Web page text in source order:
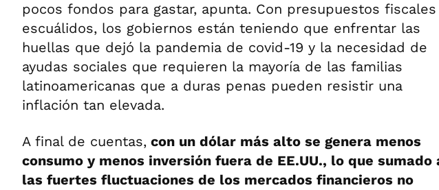
pocos fondos para gastar, apunta. Con presupuestos fiscales
escuálidos, los gobiernos están teniendo que enfrentar las
huellas que dejó la pandemia de covid-19 y la necesidad de
ayudas sociales que requieren la mayoría de las familias
latinoamericanas que a duras penas pueden resistir una
inflación tan elevada.
A final de cuentas, con un dólar más alto se genera menos
consumo y menos inversión fuera de EE.UU., lo que sumado
las fuertes fluctuaciones de los mercados financieros no